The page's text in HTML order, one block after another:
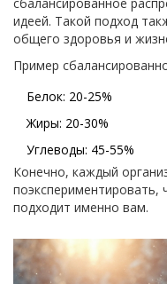
идеей. Такой подход
общего здоровья и
Пример
Белок: 20-25%
Жиры: 20-30%
Углеводы: 45-55%
Конечно, каждый
поэкспериментировать,
подходит именно вам.